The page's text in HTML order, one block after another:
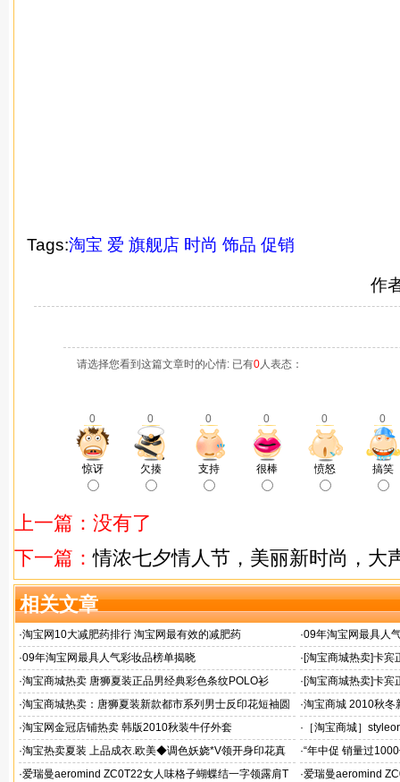
Tags:淘宝 爱 旗舰店 时尚 饰品 促销
作
请选择您看到这篇文章时的心情: 已有0人表态：
0 0 0 0 0 0
惊讶 欠揍 支持 很棒 愤怒 搞笑
上一篇：没有了
下一篇：情浓七夕情人节，美丽新时尚，大
相关文章
·淘宝网10大减肥药排行 淘宝网最有效的减肥药 ·09年淘宝网最具人
·09年淘宝网最具人气彩妆品榜单揭晓 ·[淘宝商城热卖]卡
0203004原269
·淘宝商城热卖 唐狮夏装正品男经典彩色条纹POLO衫 ·[淘宝商城热卖]卡宾
30303005
·淘宝商城热卖：唐狮夏装新款都市系列男士反印花短袖圆
领T恤
·淘宝商城 2010秋冬
高领毛衣加厚
·淘宝网金冠店铺热卖 韩版2010秋装牛仔外套 · ［淘宝商城］
百搭小开衫189/配胸
·淘宝热卖夏装 上品成衣.欧美◆调色妖娆*V领开身印花真
丝连衣裙
·“年中促 销量过
裤/中裤
·爱瑞曼aeromind ZC0T22女人味格子蝴蝶结一字领露肩T
·爱瑞曼aeromind